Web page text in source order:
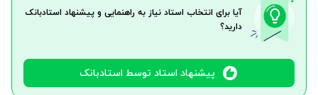
آیا برای انتخاب استاد نیاز به راهنمایی و پیشنهاد استادبانک
دارید؟
پیشنهاد استاد توسط استادبانک